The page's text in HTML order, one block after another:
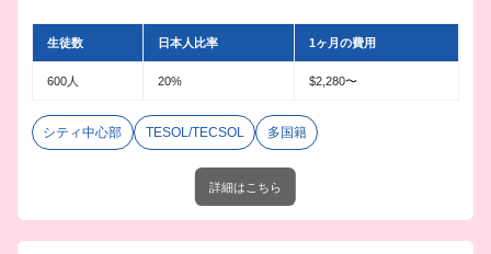
生徒数 日本人比率 1ヶ月の費用
600人 20% $2,280〜
シティ中心部 TESOL/TECSOL 多国籍
詳細はこちら